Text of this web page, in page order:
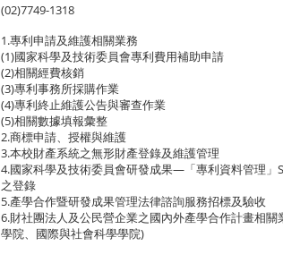
(02)7749-1318
1.專利申請及維護相關業務
(1)國家科學及技術委員會專利費用補助申請
(2)相關經費核銷
(3)專利事務所採購作業
(4)專利終止維護公告與審查作業
(5)相關數據填報彙整
2.商標申請、授權與維護
3.本校財產系統之無形財產登錄及維護管理
4.國家科學及技術委員會研發成果—「專利資料管理」
之登錄
5.產學合作暨研發成果管理法律諮詢服務招標及驗收
6.財社團法人及公民營企業之國內外產學合作計畫相關
學院、國際與社會科學學院)